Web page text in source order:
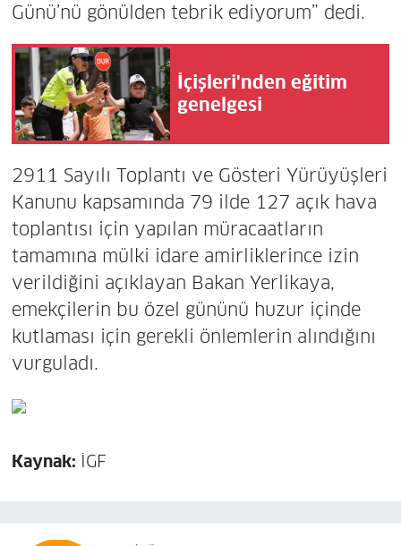
Günü’nü gönülden tebrik ediyorum” dedi.
İçişleri'nden eğitim
genelgesi
2911 Sayılı Toplantı ve Gösteri Yürüyüşleri
Kanunu kapsamında 79 ilde 127 açık hava
toplantısı için yapılan müracaatların
tamamına mülki idare amirliklerince izin
verildiğini açıklayan Bakan Yerlikaya,
emekçilerin bu özel gününü huzur içinde
kutlaması için gerekli önlemlerin alındığını
vurguladı.
Kaynak: İGF